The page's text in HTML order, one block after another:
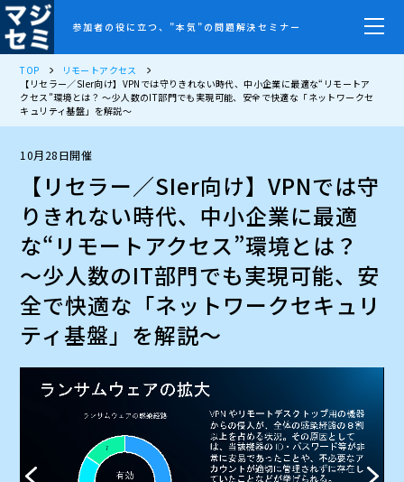
参加者の役に立つ、”本気”の問題解決セミナー
TOP
リモートアクセス
【リセラー／SIer向け】VPNでは守りきれない時代、中小企業に最適な“リモートア
クセス”環境とは？ ～少人数のIT部門でも実現可能、安全で快適な「ネットワークセ
キュリティ基盤」を解説～
10月28日開催
【リセラー／SIer向け】VPNでは守
りきれない時代、中小企業に最適
な“リモートアクセス”環境とは？
～少人数のIT部門でも実現可能、安
全で快適な「ネットワークセキュリ
ティ基盤」を解説～